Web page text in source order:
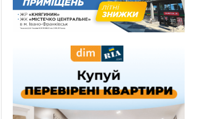
питання джипінгу в Карпатах
13:54
5 «тихих» хвороб, які виявляє профілактичне
обстеження
приготування до нового руху
У Франківську зафіксували найбільшу спеку за
всю історію спостережень
Лікування наркоманії Київ: чому важливо
розпочати терапію якомога раніше
12:00
Франківця, який у Косові викрав за магазину
понад 640 тисяч гривень у валюті, засудили до